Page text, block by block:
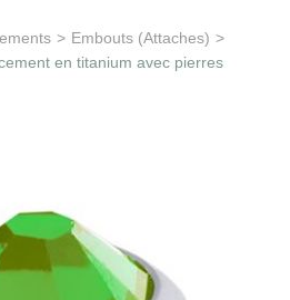
> Embouts (Attaches) >
en titanium avec pierres